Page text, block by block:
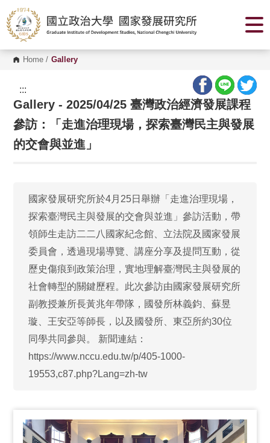
o
t
o
Home / Gallery
:::
Gallery - 2025/04/25 臺灣政治經濟發展課程
參訪：「走進治理現場，探索臺灣民主與發展
的交會與並進」
國家發展研究所於4月25日舉辦「走進治理現場，
探索臺灣民主與發展的交會與並進」參訪活動，帶
領師生走訪二二八國家紀念館、立法院及國家發展
委員會，透過現場導覽、講座分享及提問互動，從
歷史傷痕到政策治理，實地理解臺灣民主與發展的
社會轉型的關鍵歷程。此次參訪由國家發展研究所
副教授兼所長黃兆年帶隊，國發所林義鈞、蘇昱
璇、王安亞等師長，以及國發所、東亞所約30位
同學共同參與。 新聞連結：
https://www.nccu.edu.tw/p/405-1000-
19553,c87.php?Lang=zh-tw